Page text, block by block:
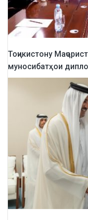
Тоҷикистону
муносибатҳои